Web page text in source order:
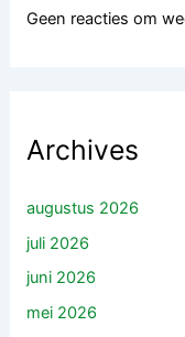
Geen reacties om
Archives
augustus 2026
juli 2026
juni 2026
mei 2026